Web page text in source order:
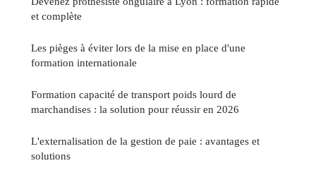
et complète
Les pièges à éviter lors de la mise en place d'une
formation internationale
Formation capacité de transport poids lourd de
marchandises : la solution pour réussir en 2026
L'externalisation de la gestion de paie : avantages et
solutions